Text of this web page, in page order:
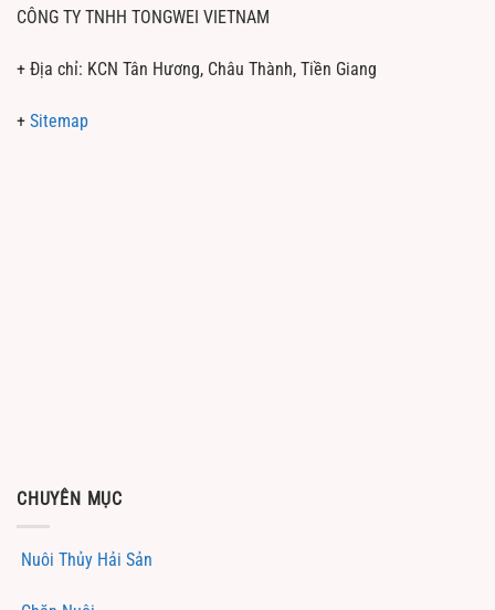
CÔNG TY TNHH TONGWEI VIETNAM
+ Địa chỉ: KCN Tân Hương, Châu Thành, Tiền Giang
+ Sitemap
CHUYÊN MỤC
Nuôi Thủy Hải Sản